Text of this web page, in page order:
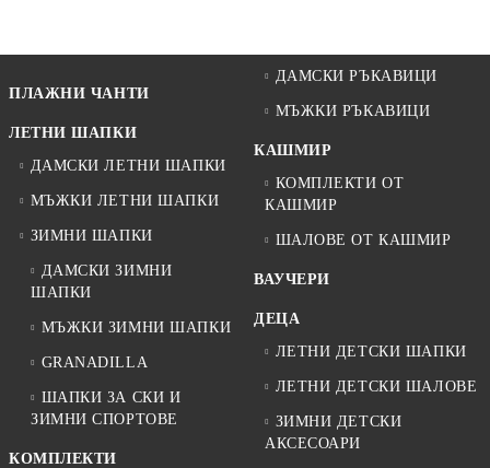
ПЛАЖНИ ЧАНТИ
ЛЕТНИ ШАПКИ
ДАМСКИ ЛЕТНИ ШАПКИ
МЪЖКИ ЛЕТНИ ШАПКИ
ЗИМНИ ШАПКИ
ДАМСКИ ЗИМНИ
ШАПКИ
МЪЖКИ ЗИМНИ ШАПКИ
GRANADILLA
ШАПКИ ЗА СКИ И
ЗИМНИ СПОРТОВЕ
КОМПЛЕКТИ
ДАМСКИ РЪКАВИЦИ
МЪЖКИ РЪКАВИЦИ
КАШМИР
КОМПЛЕКТИ ОТ
КАШМИР
ШАЛОВЕ ОТ КАШМИР
ВАУЧЕРИ
ДЕЦА
ЛЕТНИ ДЕТСКИ ШАПКИ
ЛЕТНИ ДЕТСКИ ШАЛОВЕ
ЗИМНИ ДЕТСКИ
АКСЕСОАРИ